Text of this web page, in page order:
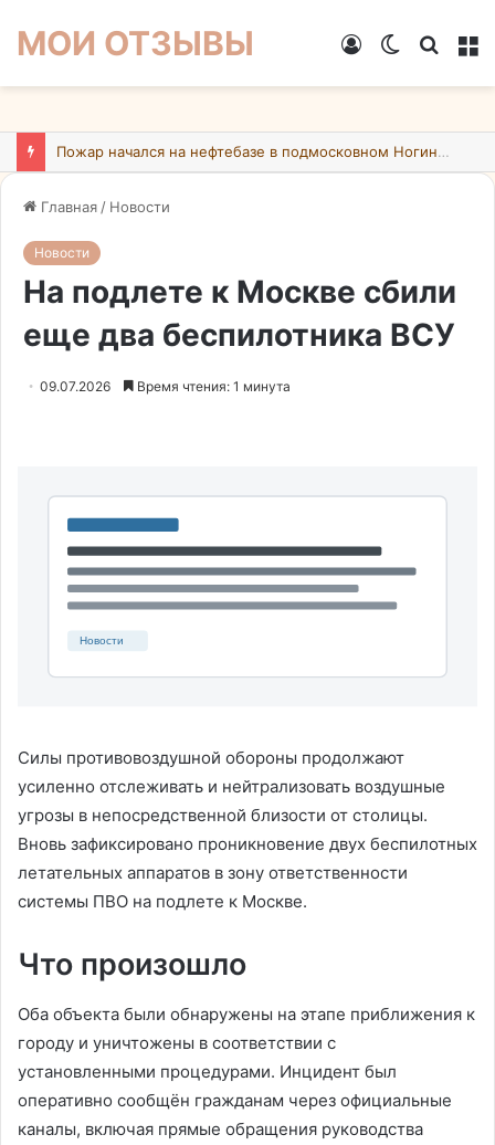
МОИ ОТЗЫВЫ
Switch
Войти
Пожар начался на нефтебазе в подмосковном Ногинске в результате атаки БПЛА ВСУ
Главная / Новости
Новости
На подлете к Москве сбили
еще два беспилотника ВСУ
09.07.2026 Время чтения: 1 минута
Силы противовоздушной обороны продолжают
усиленно отслеживать и нейтрализовать воздушные
угрозы в непосредственной близости от столицы.
Вновь зафиксировано проникновение двух беспилотных
летательных аппаратов в зону ответственности
системы ПВО на подлете к Москве.
Что произошло
Оба объекта были обнаружены на этапе приближения к
городу и уничтожены в соответствии с
установленными процедурами. Инцидент был
оперативно сообщён гражданам через официальные
каналы, включая прямые обращения руководства